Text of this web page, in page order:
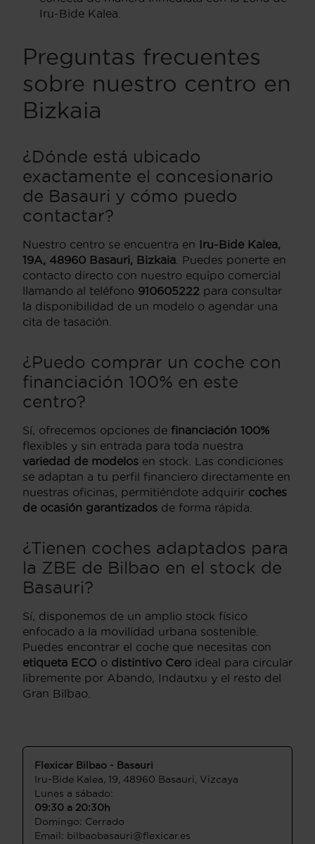
Iru-Bide Kalea.
Preguntas frecuentes
sobre nuestro centro en
Bizkaia
¿Dónde está ubicado
exactamente el concesionario
de Basauri y cómo puedo
contactar?
Nuestro centro se encuentra en Iru-Bide Kalea,
19A, 48960 Basauri, Bizkaia . Puedes ponerte en
contacto directo con nuestro equipo comercial
llamando al teléfono 910605222 para consultar
la disponibilidad de un modelo o agendar una
cita de tasación.
¿Puedo comprar un coche con
financiación 100% en este
centro?
Sí, ofrecemos opciones de financiación 100%
flexibles y sin entrada para toda nuestra
variedad de modelos en stock. Las condiciones
se adaptan a tu perfil financiero directamente en
nuestras oficinas, permitiéndote adquirir coches
de ocasión garantizados de forma rápida.
¿Tienen coches adaptados para
la ZBE de Bilbao en el stock de
Basauri?
Sí, disponemos de un amplio stock físico
enfocado a la movilidad urbana sostenible.
Puedes encontrar el coche que necesitas con
etiqueta ECO o distintivo Cero ideal para circular
libremente por Abando, Indautxu y el resto del
Gran Bilbao.
Flexicar Bilbao - Basauri
Iru-Bide Kalea, 19, 48960 Basauri, Vizcaya
Lunes a sábado:
09:30 a 20:30h
Domingo: Cerrado
Email: bilbaobasauri@flexicar.es